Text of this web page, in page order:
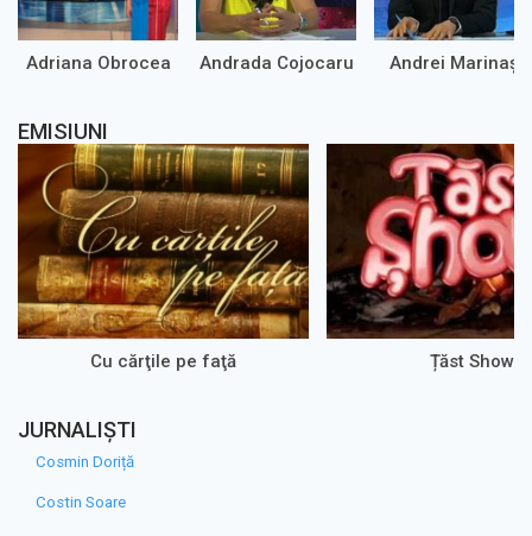
Adriana Obrocea Andrada Cojocaru Andrei Marinaș
EMISIUNI
Cu cărţile pe faţă Țăst Show
JURNALIȘTI
Cosmin Doriță
Costin Soare